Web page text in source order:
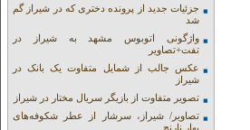
جزئیات جدید از پرونده دختری که در شیراز گم
شد
واژگونی اتوبوس مشهد به شیراز در
تفت+تصاویر
عکس جالب از شمایل متفاوت یک بانک در
شیراز
تصویر متفاوت از بازیگر سریال مختار در شیراز
تصاویر/ شیراز، سرشار از عطر شکوفه‌های
بهار نارنج